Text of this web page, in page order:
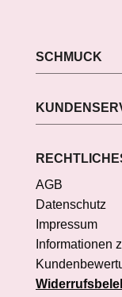
SCHMUCK
AGB
Datenschutz
Impressum
Informationen